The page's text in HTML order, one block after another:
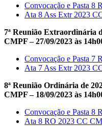
Convocação e Pasta 8
Ata 8 Ass Extr 2023
7ª Reunião Extraordinária
CMPF – 27/09/2023 às
Convocação e Pasta 7
Ata 7 Ass Extr 2023
8ª Reunião Ordinária de
CMPF – 18/09/2023 às
Convocação e Pasta 8
Ata 8 RO 2023 CC